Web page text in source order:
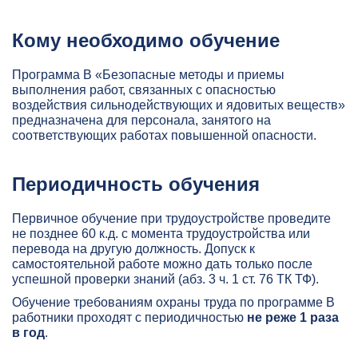
Кому необходимо обучение
Программа В «Безопасные методы и приемы
выполнения работ, связанных с опасностью
воздействия сильнодействующих и ядовитых веществ»
предназначена для персонала, занятого на
соответствующих работах повышенной опасности.
Периодичность обучения
Первичное обучение при трудоустройстве проведите
не позднее 60 к.д. с момента трудоустройства или
перевода на другую должность. Допуск к
самостоятельной работе можно дать только после
успешной проверки знаний (абз. 3 ч. 1 ст. 76 ТК ТФ).
Обучение требованиям охраны труда по программе В
работники проходят с периодичностью не реже 1 раза
в год.